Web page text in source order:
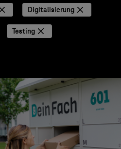
Digitalisierung
Testing